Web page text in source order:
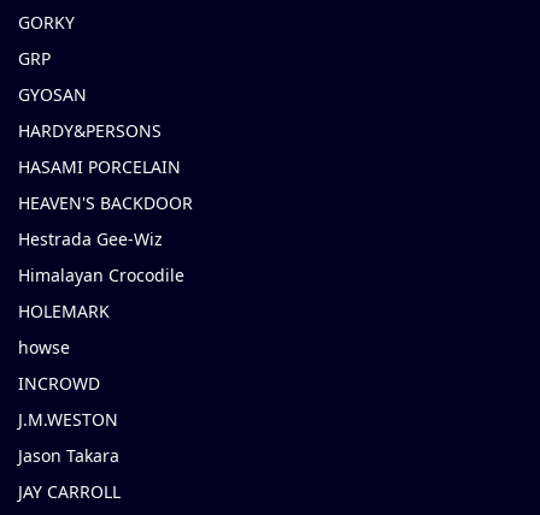
GORKY
GRP
GYOSAN
HARDY&PERSONS
HASAMI PORCELAIN
HEAVEN'S BACKDOOR
Hestrada Gee-Wiz
Himalayan Crocodile
HOLEMARK
howse
INCROWD
J.M.WESTON
Jason Takara
JAY CARROLL